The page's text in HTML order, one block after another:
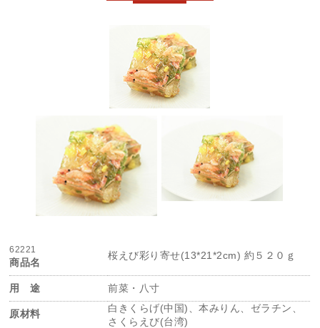
62221
商品名
桜えび彩り寄せ(13*21*2cm) 約５２０ｇ
用 途 前菜・八寸
原材料
白きくらげ(中国)、本みりん、ゼラチン、
さくらえび(台湾)